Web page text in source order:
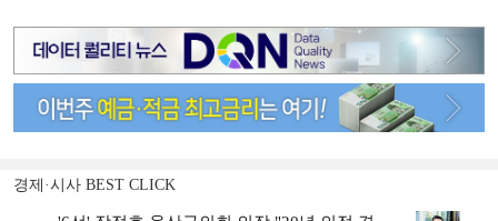
경제·시사 BEST CLICK